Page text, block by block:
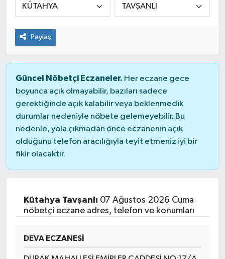
Paylaş
Güncel Nöbetçi Eczaneler. Her eczane gece
boyunca açık olmayabilir, bazıları sadece
gerektiğinde açık kalabilir veya beklenmedik
durumlar nedeniyle nöbete gelemeyebilir. Bu
nedenle, yola çıkmadan önce eczanenin açık
olduğunu telefon aracılığıyla teyit etmeniz iyi bir
fikir olacaktır.
Kütahya Tavşanlı 07 Ağustos 2026 Cuma
nöbetçi eczane adres, telefon ve konumları
DEVA ECZANESİ
KİĞI
MERKEZ
SAĞLIK
SİYASET
SOLHAN
SPOR
YAYLADERE